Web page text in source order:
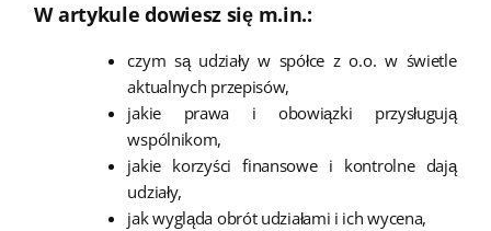
W artykule dowiesz się m.in.:
czym są udziały w spółce z o.o. w świetle
aktualnych przepisów,
jakie prawa i obowiązki przysługują
wspólnikom,
jakie korzyści finansowe i kontrolne dają
udziały,
jak wygląda obrót udziałami i ich wycena,